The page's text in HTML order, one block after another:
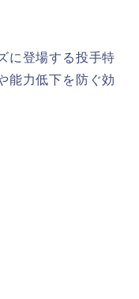
に登場する投手特
能力低下を防ぐ効